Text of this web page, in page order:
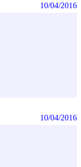
10/04/2016
10/04/2016